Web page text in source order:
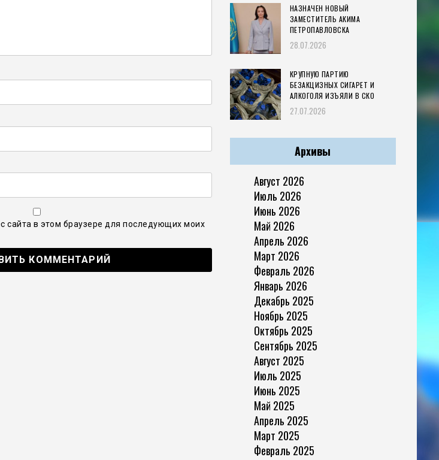
сайта в этом браузере для последующих моих
НАЗНАЧЕН НОВЫЙ
ЗАМЕСТИТЕЛЬ АКИМА
ПЕТРОПАВЛОВСКА
28.07.2026
КРУПНУЮ ПАРТИЮ
БЕЗАКЦИЗНЫХ СИГАРЕТ И
АЛКОГОЛЯ ИЗЪЯЛИ В СКО
27.07.2026
Архивы
Август 2026
Июль 2026
Июнь 2026
Май 2026
Апрель 2026
Март 2026
Февраль 2026
Январь 2026
Декабрь 2025
Ноябрь 2025
Октябрь 2025
Сентябрь 2025
Август 2025
Июль 2025
Июнь 2025
Май 2025
Апрель 2025
Март 2025
Февраль 2025